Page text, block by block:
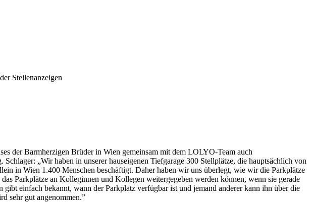
Stellenanzeigen
der Barmherzigen Brüder in Wien gemeinsam mit dem LOLYO-Team auch
„Wir haben in unserer hauseigenen Tiefgarage 300 Stellplätze, die hauptsächlich von
in Wien 1.400 Menschen beschäftigt. Daher haben wir uns überlegt, wie wir die Parkplätze
Parkplätze an Kolleginnen und Kollegen weitergegeben werden können, wenn sie gerade
einfach bekannt, wann der Parkplatz verfügbar ist und jemand anderer kann ihn über die
sehr gut angenommen.”